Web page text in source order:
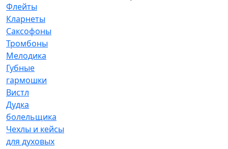
Флейты
Кларнеты
Саксофоны
Тромбоны
Мелодика
Губные
гармошки
Вистл
Дудка
болельщика
Чехлы и кейсы
для духовых